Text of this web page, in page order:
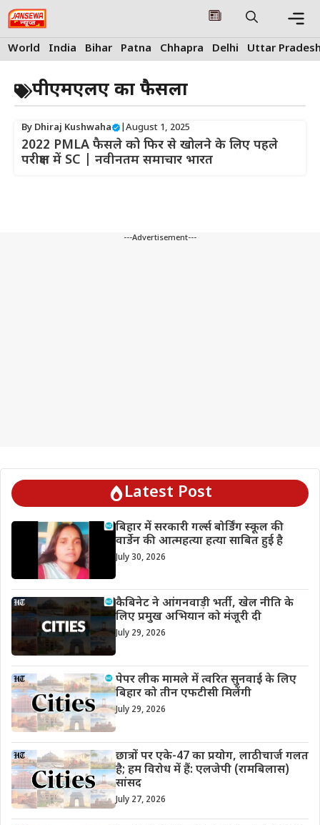
Skip
to
content
World India Bihar Patna Chhapra Delhi Uttar
पीएमएलए का फैसला
By Dhiraj Kushwaha August 1, 2025
2022 PMLA फैसले को फिर से खोलने के लिए पहले
परीक्षण में SC | नवीनतम समाचार भारत
---Advertisement---
Latest Post
बिहार में सरकारी गर्ल्स बोर्डिंग स्कूल की
वार्डेन की आत्महत्या हत्या साबित हुई है
July 30, 2026
कैबिनेट ने आंगनवाड़ी भर्ती, खेल नीति के
लिए प्रमुख अभियान को मंजूरी दी
July 29, 2026
पेपर लीक मामले में त्वरित सुनवाई के लिए
बिहार को तीन एफटीसी मिलेंगी
July 29, 2026
छात्रों पर एके-47 का प्रयोग, लाठीचार्ज गलत
है; हम विरोध में हैं: एलजेपी (रामबिलास)
सांसद
July 27, 2026